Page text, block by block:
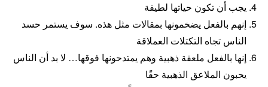
يجب أن تكون حياتها لطيفة
إنهم بالفعل يضخمونها بمقالات مثل هذه. سوف يستمر حسد
الناس تجاه التكتلات العملاقة
إنها بالفعل ملعقة ذهبية وهم يمتدحونها فوقها… لا بد أن الناس
يحبون الملاعق الذهبية حقًا